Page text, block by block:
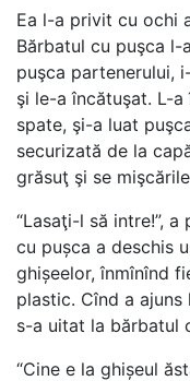
Ea l-a privit cu ochi
Bărbatul cu puşca
puşca partenerului,
şi le-a încătuşat. L-
spate, şi-a luat
securizată de la
grăsuţ şi se
“Lasaţi-l să intre!”,
cu pușca a deschis
ghișeelor, înmînînd
plastic. Cînd a ajuns
s-a uitat la bărbatul
“Cine e la ghișeul